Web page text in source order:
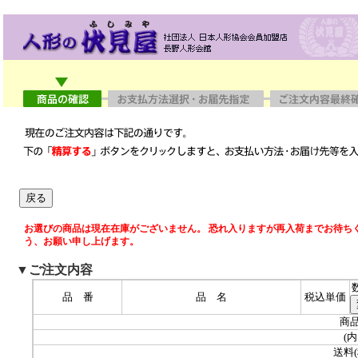
お選びの商品は現在在庫がございません。 恐れ入りますが再入荷までお待ち
う、お願い申し上げます。
▼ご注文内容
品 番 品 名 税込単価
商
(
送料